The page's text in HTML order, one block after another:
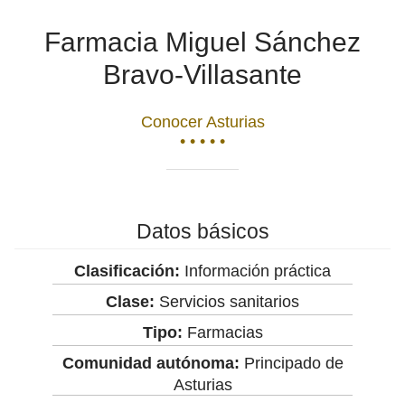
Farmacia Miguel Sánchez
Bravo-Villasante
Conocer Asturias
• • • • •
Datos básicos
Clasificación: Información práctica
Clase: Servicios sanitarios
Tipo: Farmacias
Comunidad autónoma: Principado de
Asturias